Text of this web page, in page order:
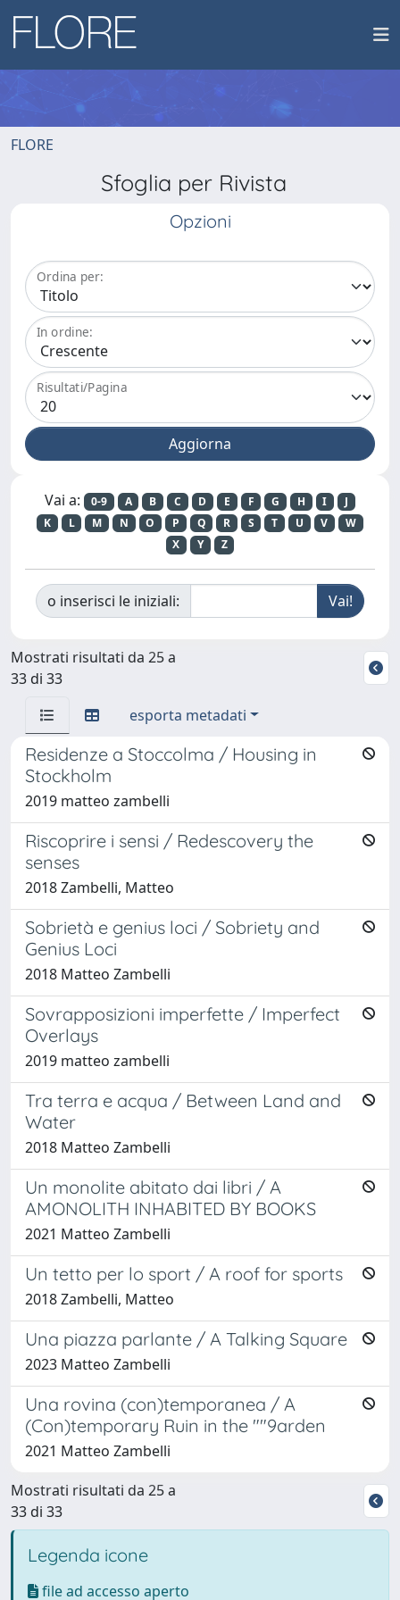
FLORE
Sfoglia per Rivista
Opzioni
Ordina per:
In ordine:
Risultati/Pagina
Vai a: 0-9 A B C D E F G H I
J
K
L M N O P Q R S T U V
W
X
Y Z
o inserisci le iniziali:
Mostrati risultati da 25 a
33 di 33
esporta metadati
Residenze a Stoccolma / Housing in
Stockholm
2019 matteo zambelli
Riscoprire i sensi / Redescovery the
senses
2018 Zambelli, Matteo
Sobrietà e genius loci / Sobriety and
Genius Loci
2018 Matteo Zambelli
Sovrapposizioni imperfette / Imperfect
Overlays
2019 matteo zambelli
Tra terra e acqua / Between Land and
Water
2018 Matteo Zambelli
Un monolite abitato dai libri / A
AMONOLITH INHABITED BY BOOKS
2021 Matteo Zambelli
Un tetto per lo sport / A roof for sports
2018 Zambelli, Matteo
Una piazza parlante / A Talking Square
2023 Matteo Zambelli
Una rovina (con)temporanea / A
(Con)temporary Ruin in the ""9arden
2021 Matteo Zambelli
Mostrati risultati da 25 a
33 di 33
Legenda icone
file ad accesso aperto